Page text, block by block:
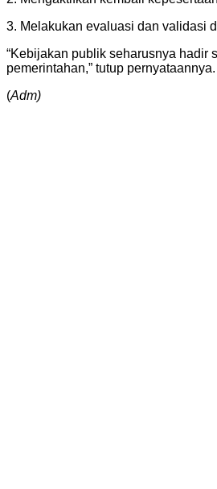
3. Melakukan evaluasi dan validasi
“Kebijakan publik seharusnya hadir
pemerintahan,” tutup pernyataannya.
(Adm)